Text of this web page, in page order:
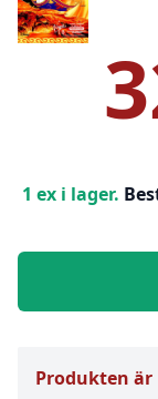
1 ex i lager.
Produkten är